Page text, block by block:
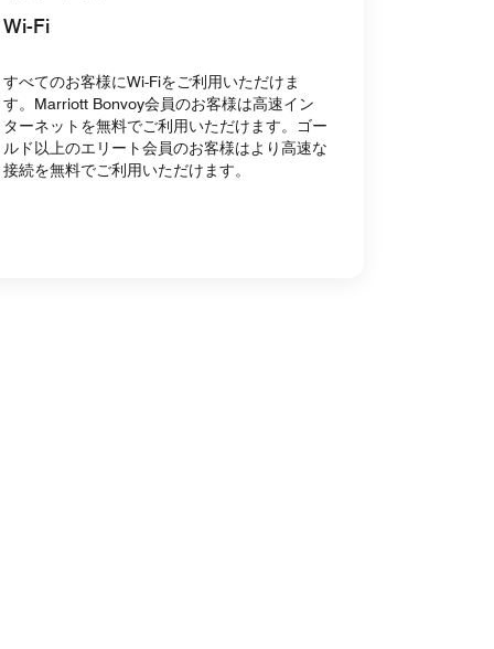
Wi-Fi
すべてのお客様にWi-Fiをご利用いただけま
す。Marriott Bonvoy会員のお客様は高速イン
ターネットを無料でご利用いただけます。ゴー
ルド以上のエリート会員のお客様はより高速な
接続を無料でご利用いただけます。